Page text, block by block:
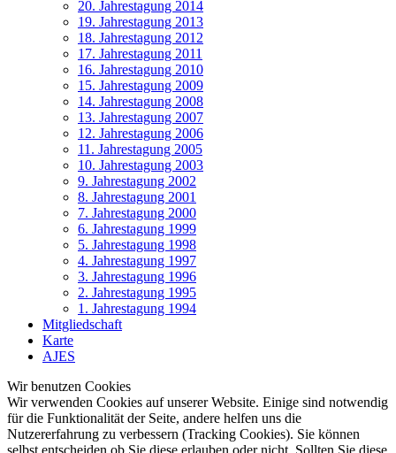
20. Jahrestagung 2014
19. Jahrestagung 2013
18. Jahrestagung 2012
17. Jahrestagung 2011
16. Jahrestagung 2010
15. Jahrestagung 2009
14. Jahrestagung 2008
13. Jahrestagung 2007
12. Jahrestagung 2006
11. Jahrestagung 2005
10. Jahrestagung 2003
9. Jahrestagung 2002
8. Jahrestagung 2001
7. Jahrestagung 2000
6. Jahrestagung 1999
5. Jahrestagung 1998
4. Jahrestagung 1997
3. Jahrestagung 1996
2. Jahrestagung 1995
1. Jahrestagung 1994
Mitgliedschaft
Karte
AJES
Wir benutzen Cookies
Wir verwenden Cookies auf unserer Website. Einige sind notwendig
für die Funktionalität der Seite, andere helfen uns die
Nutzererfahrung zu verbessern (Tracking Cookies). Sie können
selbst entscheiden ob Sie diese erlauben oder nicht. Sollten Sie diese